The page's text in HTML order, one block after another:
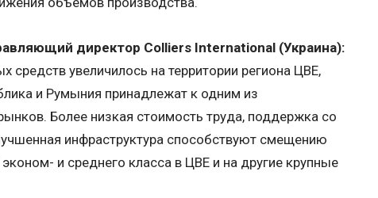
директор Colliers International (Украина):
средств увеличилось на территории региона ЦВЕ,
и Румыния принадлежат к одним из
Более низкая стоимость труда, поддержка со
инфраструктура способствуют смещению
и среднего класса в ЦВЕ и на другие крупные